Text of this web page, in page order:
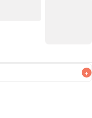
+
るべくお早めにお召